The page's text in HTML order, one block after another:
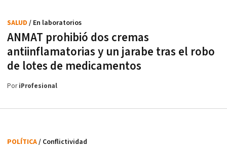
ANMAT prohibió dos cremas
antiinflamatorias y un jarabe tras el robo
de lotes de medicamentos
SALUD / En laboratorios
PoriProfesional
POLÍTICA/ Conflictividad